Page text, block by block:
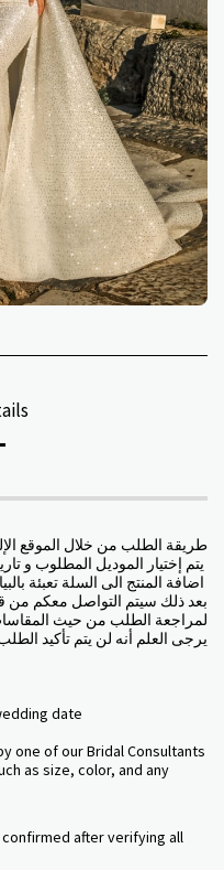
:طريقة الطلب من خلال الموقع
بعد ذلك سيتم التواصل معكم من
لمراجعة الطلب من حيث
.يرجى العلم أنه لن يتم تأكيد
date
one of our Bridal Consultants
as size, color, and any
after verifying all